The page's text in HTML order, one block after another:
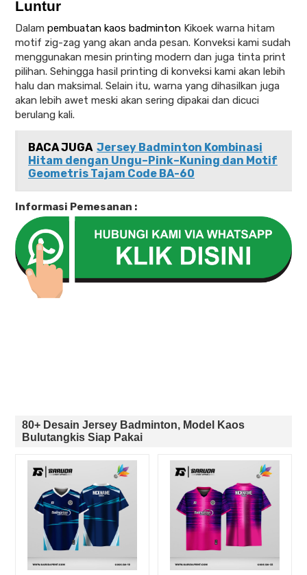
Luntur
Dalam pembuatan kaos badminton Kikoek warna hitam
motif zig-zag yang akan anda pesan. Konveksi kami sudah
menggunakan mesin printing modern dan juga tinta print
pilihan. Sehingga hasil printing di konveksi kami akan lebih
halu dan maksimal. Selain itu, warna yang dihasilkan juga
akan lebih awet meski akan sering dipakai dan dicuci
berulang kali.
BACA JUGA Jersey Badminton Kombinasi
Hitam dengan Ungu–Pink–Kuning dan Motif
Geometris Tajam Code BA-60
Informasi Pemesanan :
80+ Desain Jersey Badminton, Model Kaos
Bulutangkis Siap Pakai